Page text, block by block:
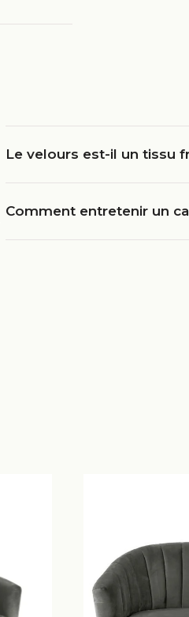
Le velours est-il un tissu
Comment entretenir un